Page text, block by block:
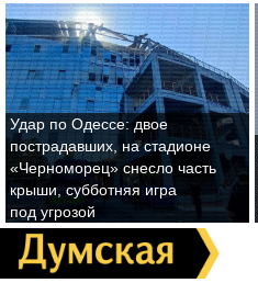
Удар по Одессе: двое
пострадавших, на стадионе
«Черноморец» снесло часть
крыши, субботняя игра
под угрозой